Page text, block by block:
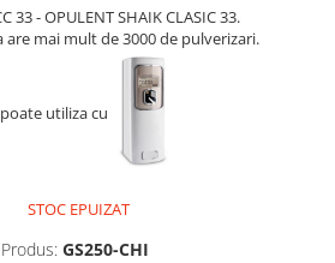
33 - OPULENT SHAIK CLASIC 33.
are mai mult de 3000 de pulverizari.
utiliza cu
STOC EPUIZAT
GS250-CHI